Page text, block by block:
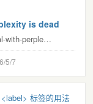
is dead
with-perple…
5/7
标签的用法